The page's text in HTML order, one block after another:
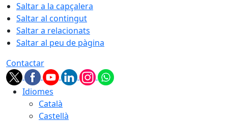
Saltar a la capçalera
Saltar al contingut
Saltar a relacionats
Saltar al peu de pàgina
Contactar
Idiomes
Català
Castellà